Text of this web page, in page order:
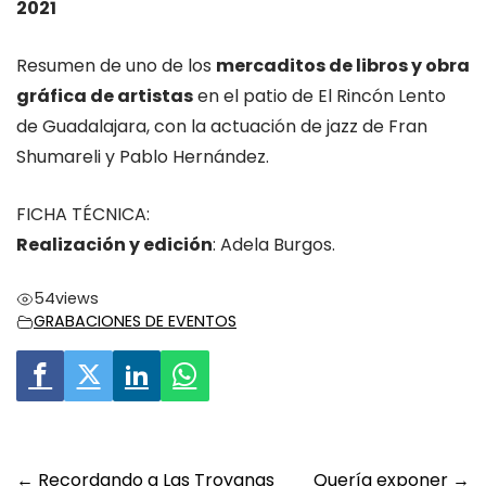
2021
Resumen de uno de los mercaditos de libros y obra
gráfica de artistasen el patio de El Rincón Lento
de Guadalajara, con la actuación de jazz de Fran
Shumareli y Pablo Hernández.
FICHA TÉCNICA:
Realización y edición: Adela Burgos.
54views
GRABACIONES DE EVENTOS
← Recordando a Las Troyanas Quería exponer →